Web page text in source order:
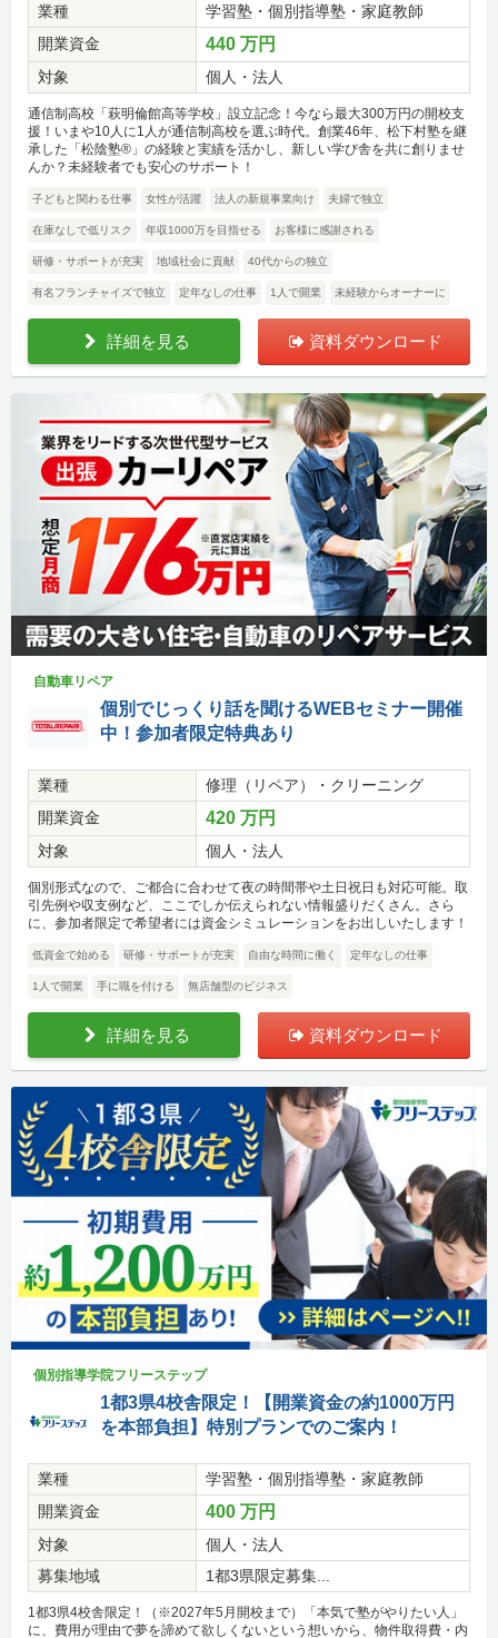
業種
学習塾・個別指導塾・家庭教師
開業資金
440 万円
対象 個人・法人
通信制高校「萩明倫館高等学校」設立記念！今なら最大300万円の開校支
援！いまや10人に1人が通信制高校を選ぶ時代。創業46年、松下村塾を継
承した「松陰塾®」の経験と実績を活かし、新しい学び舎を共に創りませ
んか？未経験者でも安心のサポート！
子どもと関わる仕事 女性が活躍 法人の新規事業向け 夫婦で独立
在庫なしで低リスク 年収1000万を目指せる お客様に感謝される
研修・サポートが充実 地域社会に貢献 40代からの独立
有名フランチャイズで独立 定年なしの仕事 1人で開業 未経験からオーナーに
詳細を見る 資料ダウンロード
自動車リペア
個別でじっくり話を聞けるWEBセミナー開催
中！参加者限定特典あり
業種
修理（リペア）・クリーニング
開業資金
420 万円
対象 個人・法人
個別形式なので、ご都合に合わせて夜の時間帯や土日祝日も対応可能。取
引先例や収支例など、ここでしか伝えられない情報盛りだくさん。さら
に、参加者限定で希望者には資金シミュレーションをお出しいたします！
低資金で始める 研修・サポートが充実 自由な時間に働く 定年なしの仕事
1人で開業 手に職を付ける 無店舗型のビジネス
詳細を見る 資料ダウンロード
個別指導学院フリーステップ
1都3県4校舎限定！【開業資金の約1000万円
を本部負担】特別プランでのご案内！
業種
学習塾・個別指導塾・家庭教師
開業資金
400 万円
対象
個人・法人
募集地域
1都3県限定募集...
1都3県4校舎限定！（※2027年5月開校まで）「本気で塾がやりたい人」
に、費用が理由で夢を諦めて欲しくないという想いから、物件取得費・内